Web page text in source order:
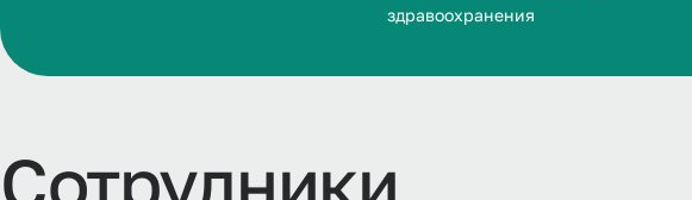
здравоохранения
Сотрудники